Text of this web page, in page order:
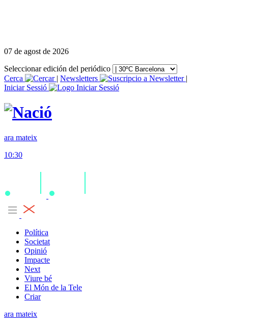
07 de agost de 2026
Seleccionar edición del periódico
Cerca
| Newsletters
|
Iniciar Sessió
ara mateix
10:30
Política
Societat
Opinió
Impacte
Next
Viure bé
El Món de la Tele
Criar
ara mateix